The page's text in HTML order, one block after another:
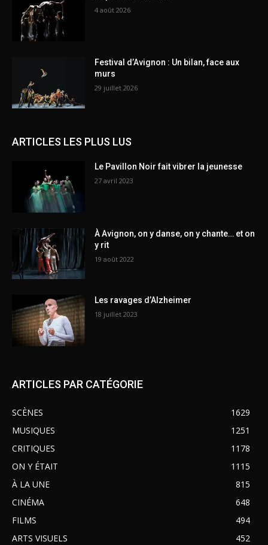
4 août 2026
Festival d’Avignon : Un bilan, face aux
murs
29 juillet 2026
ARTICLES LES PLUS LUS
Le Pavillon Noir fait vibrer la jeunesse
27 avril 2023
À Avignon, on y danse, on y chante… et on
y rit
19 août 2022
Les ravages d’Alzheimer
18 juillet 2023
ARTICLES PAR CATÉGORIE
SCÈNES
1629
MUSIQUES
1251
CRITIQUES
1178
ON Y ÉTAIT
1115
À LA UNE
815
CINÉMA
648
FILMS
494
ARTS VISUELS
452